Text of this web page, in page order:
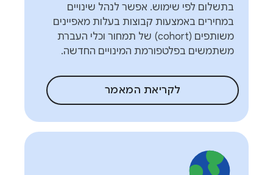
בתשלום לפי שימוש. אפשר לנהל שינויים
במחירים באמצעות קבוצות בעלות מאפיינים
משותפים (cohort) של תמחור וכלי העברת
משתמשים בפלטפורמת המינויים החדשה.
לקריאת המאמר